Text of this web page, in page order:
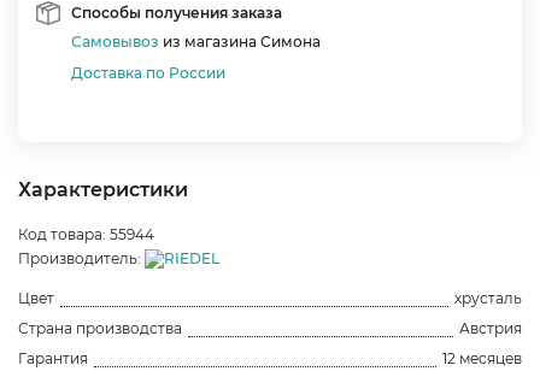
Способы получения заказа
Самовывоз из магазина Симона
Доставка по России
Характеристики
Код товара: 55944
Производитель:
Цвет
хрусталь
Страна производства
Австрия
Гарантия
12 месяцев